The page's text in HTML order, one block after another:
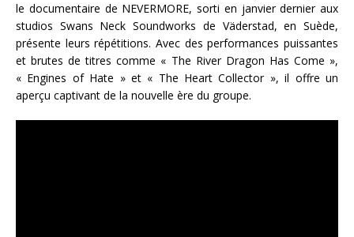
le documentaire de NEVERMORE, sorti en janvier dernier aux
studios Swans Neck Soundworks de Väderstad, en Suède,
présente leurs répétitions. Avec des performances puissantes
et brutes de titres comme « The River Dragon Has Come »,
« Engines of Hate » et « The Heart Collector », il offre un
aperçu captivant de la nouvelle ère du groupe.